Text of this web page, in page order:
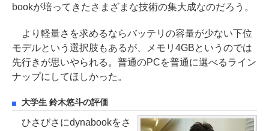
bookが培ってきたさまざまな技術の集大成なのだろう。
より軽量さを求めるならバッテリの容量が少ない下位
モデルという選択肢もあるが、メモリ4GBというのでは
先行きが思いやられる。普通のPCを普通に選べるライン
ナップにしてほしかった。
大学生 鈴木悠斗の評価
ひさびさにdynabookをさ